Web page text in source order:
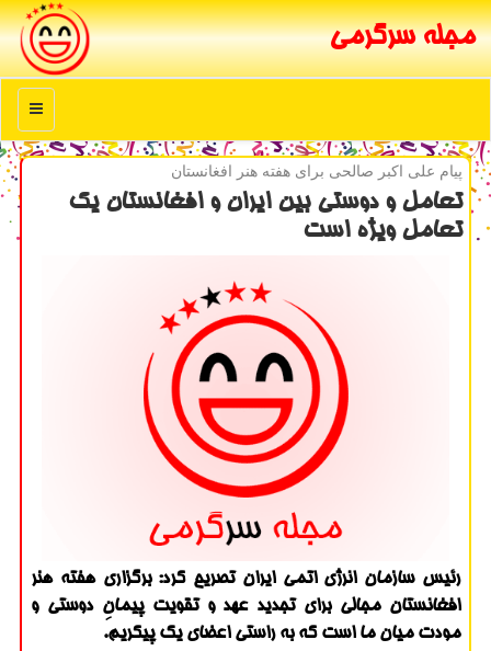
مجله سرگرمی
منو
پیام علی اكبر صالحی برای هفته هنر افغانستان
تعامل و دوستی بین ایران و افغانستان یك
تعامل ویژه است
رئیس سازمان انرژی اتمی ایران تصریح کرد: برگزاری هفته هنر
افغانستان مجالی برای تجدید عهد و تقویت پیمانِ دوستی و
مودت میان ما است که به راستی اعضای یک پیکریم.